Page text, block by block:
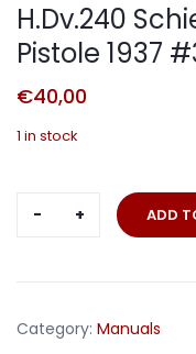
H.Dv.240
Pistole 1937
€40,00
1 in stock
H.Dv.240
1937
ADD
Category: Manuals